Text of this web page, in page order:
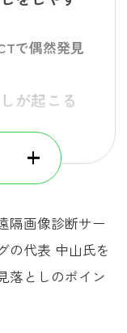
で偶然発見
が起こる
野の偏り
識を持つ
身を俯瞰す
隔画像診断サー
の代表 中山氏を
落としのポイン